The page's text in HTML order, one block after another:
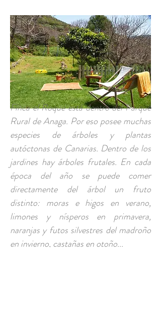
Finca el Roque está dentro del Parque
Rural de Anaga. Por eso posee muchas
especies de árboles y plantas
autóctonas de Canarias. Dentro de los
jardines hay árboles frutales. En cada
época del año se puede comer
directamente del árbol un fruto
distinto: moras e higos en verano,
limones y nísperos en primavera,
naranjas y futos silvestres del madroño
en invierno, castañas en otoño...